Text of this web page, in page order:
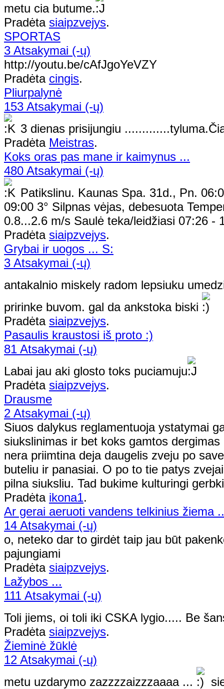
metu cia butume.
Pradėta siaipzvejys.
SPORTAS
3 Atsakymai (-ų)
http://youtu.be/cAfJgoYeVZY
Pradėta cingis.
Pliurpalynė
153 Atsakymai (-ų)
3 dienas prisijungiu
Pradėta Meistras.
Koks oras pas mane ir kaimynus ...
480 Atsakymai (-ų)
Patikslinu. Kaunas Spa. 31d., Pn.
09:00 3° Silpnas vėjas, debesuota
0.8...2.6 m/s Saulė teka/leidžiasi 07:26 -
Pradėta siaipzvejys.
Grybai ir uogos ... S:
3 Atsakymai (-ų)
antakalnio miskely radom lepsiuku
pririnke buvom. gal da ankstoka biski
Pradėta siaipzvejys.
Pasaulis kraustosi iš proto :)
81 Atsakymai (-ų)
Labai jau aki glosto toks puciamuju
Pradėta siaipzvejys.
Drausme
2 Atsakymai (-ų)
Siuos dalykus reglamentuoja ystatymai
siukslinimas ir bet koks gamtos
nera priimtina deja daugelis zveju po
buteliu ir panasiai. O po to tie patys
pilna siuksliu. Tad bukime kulturingi
Pradėta ikona1.
Ar gerai aeruoti vandens telkinius žiema
14 Atsakymai (-ų)
o, neteko dar to girdėt taip jau būt
pajungiami
Pradėta siaipzvejys.
Lažybos ...
111 Atsakymai (-ų)
Toli jiems, oi toli iki CSKA lygio..... Be
Pradėta siaipzvejys.
Žieminė žūklė
12 Atsakymai (-ų)
metu uzdarymo zazzzzaizzzaaaa ...